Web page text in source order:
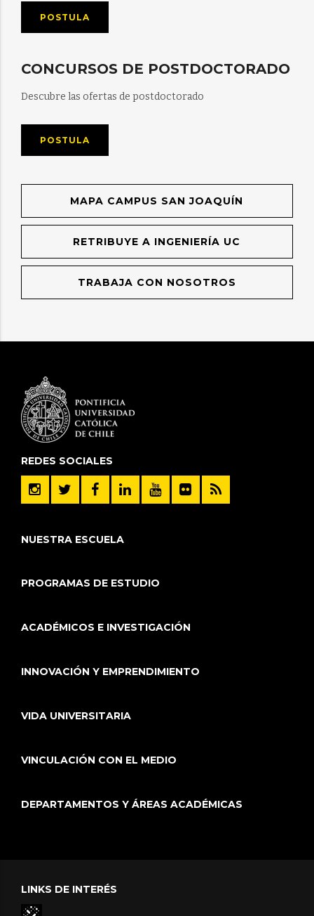
POSTULA
CONCURSOS DE POSTDOCTORADO
Descubre las ofertas de postdoctorado
POSTULA
MAPA CAMPUS SAN JOAQUÍN
RETRIBUYE A INGENIERÍA UC
TRABAJA CON NOSOTROS
REDES SOCIALES
NUESTRA ESCUELA
PROGRAMAS DE ESTUDIO
ACADÉMICOS E INVESTIGACIÓN
INNOVACIÓN Y EMPRENDIMIENTO
VIDA UNIVERSITARIA
VINCULACIÓN CON EL MEDIO
DEPARTAMENTOS Y ÁREAS ACADÉMICAS
LINKS DE INTERÉS